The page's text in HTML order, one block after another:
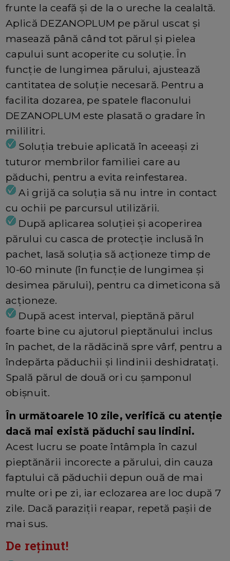
frunte la ceafă și de la o ureche la cealaltă.
Aplică DEZANOPLUM pe părul uscat și
masează până când tot părul și pielea
capului sunt acoperite cu soluție. În
funcție de lungimea părului, ajustează
cantitatea de soluție necesară. Pentru a
facilita dozarea, pe spatele flaconului
DEZANOPLUM este plasată o gradare în
mililitri.
Soluția trebuie aplicată în aceeași zi
tuturor membrilor familiei care au
păduchi, pentru a evita reinfestarea.
Ai grijă ca soluția să nu intre in contact
cu ochii pe parcursul utilizării.
După aplicarea soluției și acoperirea
părului cu casca de protecție inclusă în
pachet, lasă soluția să acționeze timp de
10-60 minute (în funcție de lungimea și
desimea părului), pentru ca dimeticona să
acționeze.
După acest interval, pieptănă părul
foarte bine cu ajutorul pieptănului inclus
în pachet, de la rădăcină spre vârf, pentru a
îndepărta păduchii și lindinii deshidratați.
Spală părul de două ori cu șamponul
obișnuit.
În următoarele 10 zile, verifică cu atenție
dacă mai există păduchi sau lindini.
Acest lucru se poate întâmpla în cazul
pieptănării incorecte a părului, din cauza
faptului că păduchii depun ouă de mai
multe ori pe zi, iar eclozarea are loc după 7
zile. Dacă paraziții reapar, repetă pașii de
mai sus.
De reținut!